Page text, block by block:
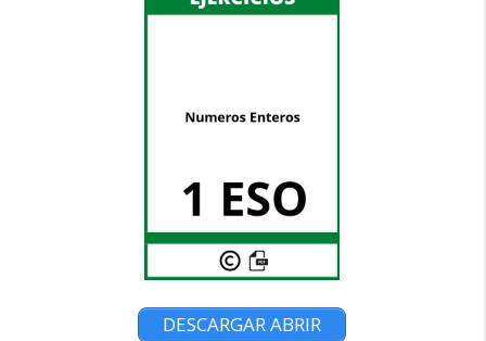
DESCARGAR ABRIR